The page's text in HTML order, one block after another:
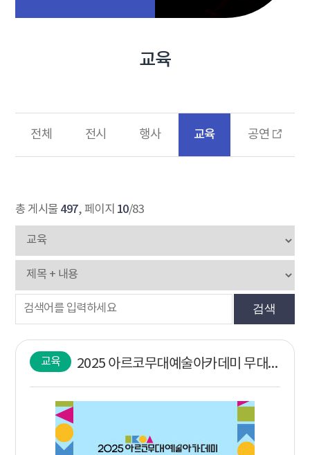
교육
전체 전시 행사 교육 공연
총 게시물 497, 페이지 10/83
검색
교육 2025 아르코무대예술아카데미 무대조명 인프라 설계 (뮤지컬 전용 공연장) 조명 (중/고급)